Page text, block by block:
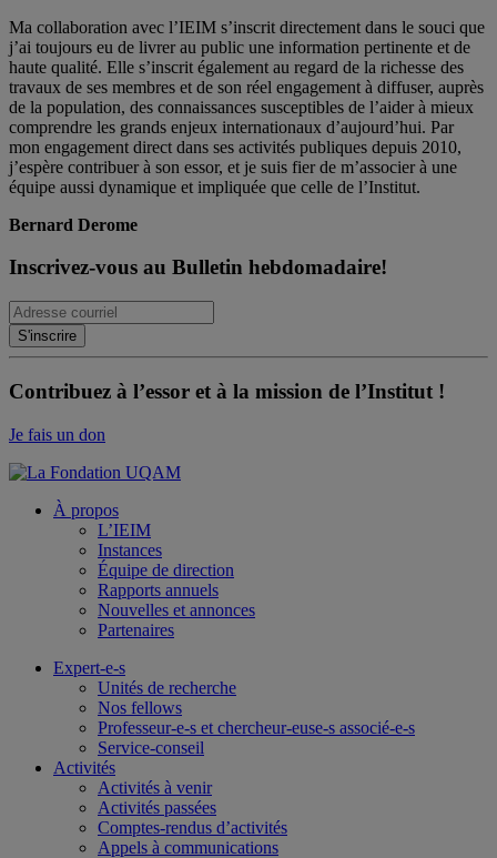
Ma collaboration avec l’IEIM s’inscrit directement dans le souci que
j’ai toujours eu de livrer au public une information pertinente et de
haute qualité. Elle s’inscrit également au regard de la richesse des
travaux de ses membres et de son réel engagement à diffuser, auprès
de la population, des connaissances susceptibles de l’aider à mieux
comprendre les grands enjeux internationaux d’aujourd’hui. Par
mon engagement direct dans ses activités publiques depuis 2010,
j’espère contribuer à son essor, et je suis fier de m’associer à une
équipe aussi dynamique et impliquée que celle de l’Institut.
Bernard Derome
Inscrivez-vous au Bulletin hebdomadaire!
Contribuez à l’essor et à la mission de l’Institut !
Je fais un don
À propos
L’IEIM
Instances
Équipe de direction
Rapports annuels
Nouvelles et annonces
Partenaires
Expert-e-s
Unités de recherche
Nos fellows
Professeur-e-s et chercheur-euse-s associé-e-s
Service-conseil
Activités
Activités à venir
Activités passées
Comptes-rendus d’activités
Appels à communications